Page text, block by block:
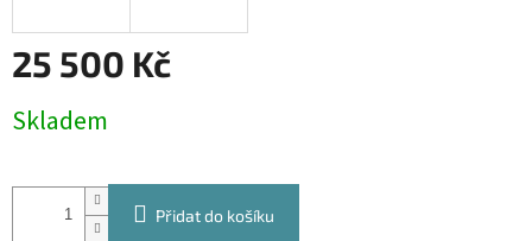
25 500 Kč
cena:
Skladem
Přidat do košíku